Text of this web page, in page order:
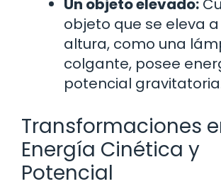
Un objeto elevado:
objeto que se eleva
altura, como una
colgante, posee
potencial
Transformaciones
Energía Cinética y
Potencial